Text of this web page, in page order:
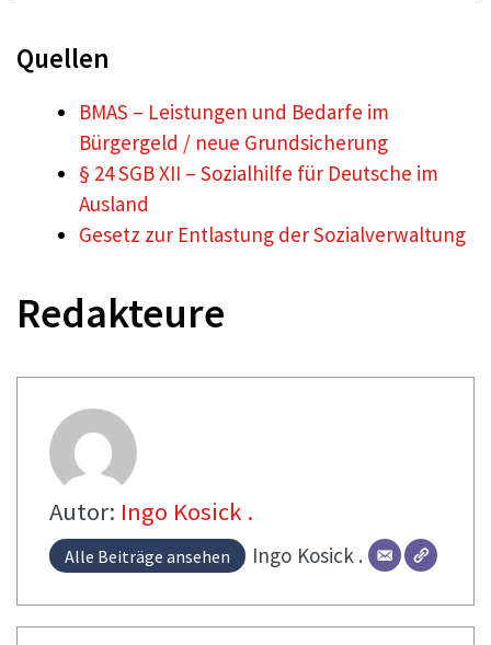
Quellen
BMAS – Leistungen und Bedarfe im
Bürgergeld / neue Grundsicherung
§ 24 SGB XII – Sozialhilfe für Deutsche im
Ausland
Gesetz zur Entlastung der Sozialverwaltung
Redakteure
Autor: Ingo Kosick .
Alle Beiträge ansehen Ingo Kosick .